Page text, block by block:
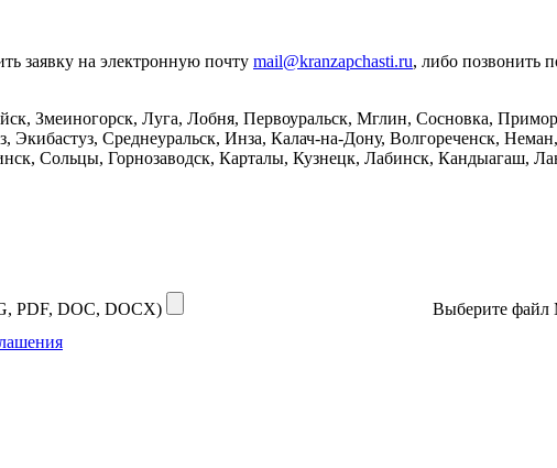
заявку на электронную почту mail@kranzapchasti.ru, либо позвонить
Змеиногорск, Луга, Лобня, Первоуральск, Мглин, Сосновка,
Среднеуральск, Инза, Калач-на-Дону, Волгореченск,
Сольцы, Горнозаводск, Карталы, Кузнецк, Лабинск, Кандыагаш,
PDF, DOC, DOCX) Выберите файл